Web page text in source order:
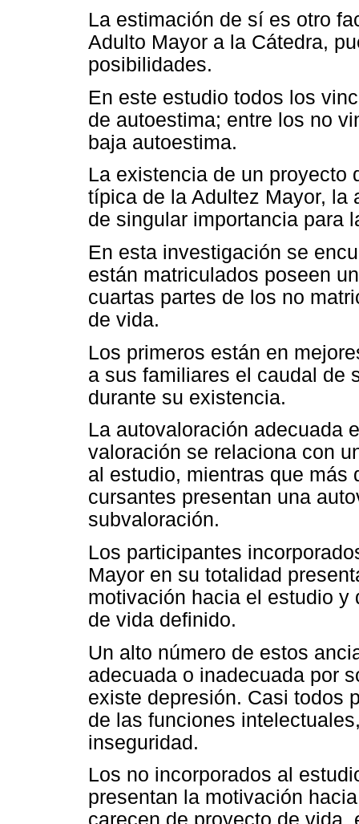
La estimación de sí es otro
Adulto Mayor a la Cátedra,
posibilidades.
En este estudio todos los
de autoestima; entre los no
baja autoestima.
La existencia de un proyecto
típica de la Adultez Mayor, la
de singular importancia para
En esta investigación se
están matriculados poseen
cuartas partes de los no
de vida.
Los primeros están en
a sus familiares el caudal de
durante su existencia.
La autovaloración adecuada
valoración se relaciona con
al estudio, mientras que más
cursantes presentan una
subvaloración.
Los participantes
Mayor en su totalidad
motivación hacia el estudio
de vida definido.
Un alto número de estos
adecuada o inadecuada por
existe depresión. Casi todos
de las funciones
inseguridad.
Los no incorporados al
presentan la motivación